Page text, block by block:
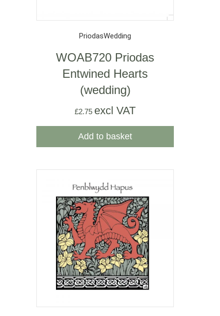
PriodasWedding
WOAB720 Priodas
Entwined Hearts
(wedding)
£2.75 excl VAT
Add to basket